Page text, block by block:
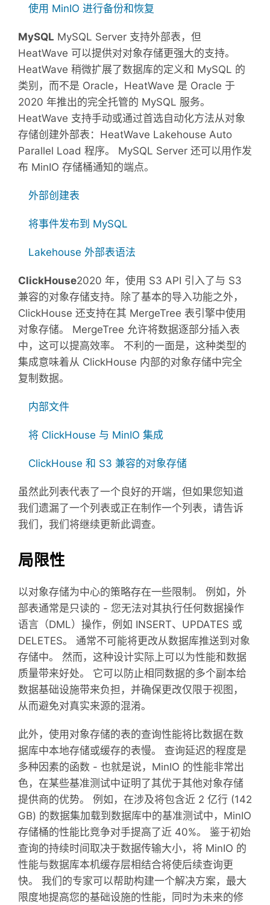
使用 MinIO 进行备份和恢复
MySQL MySQL Server 支持外部表，但
HeatWave 可以提供对对象存储更强大的支持。
HeatWave 稍微扩展了数据库的定义和 MySQL 的
类别，而不是 Oracle，HeatWave 是 Oracle 于
2020 年推出的完全托管的 MySQL 服务。
HeatWave 支持手动或通过首选自动化方法从对象
存储创建外部表：HeatWave Lakehouse Auto
Parallel Load 程序。 MySQL Server 还可以用作发
布 MinIO 存储桶通知的端点。
外部创建表
将事件发布到 MySQL
Lakehouse 外部表语法
ClickHouse2020 年，使用 S3 API 引入了与 S3
兼容的对象存储支持。除了基本的导入功能之外，
ClickHouse 还支持在其 MergeTree 表引擎中使用
对象存储。 MergeTree 允许将数据逐部分插入表
中，这可以提高效率。 不利的一面是，这种类型的
集成意味着从 ClickHouse 内部的对象存储中完全
复制数据。
内部文件
将 ClickHouse 与 MinIO 集成
ClickHouse 和 S3 兼容的对象存储
虽然此列表代表了一个良好的开端，但如果您知道
我们遗漏了一个列表或正在制作一个列表，请告诉
我们，我们将继续更新此调查。
局限性
以对象存储为中心的策略存在一些限制。 例如，外
部表通常是只读的 - 您无法对其执行任何数据操作
语言（DML）操作，例如 INSERT、UPDATES 或
DELETES。 通常不可能将更改从数据库推送到对象
存储中。 然而，这种设计实际上可以为性能和数据
质量带来好处。 它可以防止相同数据的多个副本给
数据基础设施带来负担，并确保更改仅限于视图，
从而避免对真实来源的混淆。
此外，使用对象存储的表的查询性能将比数据在数
据库中本地存储或缓存的表慢。 查询延迟的程度是
多种因素的函数 - 也就是说，MinIO 的性能非常出
色，在某些基准测试中证明了其优于其他对象存储
提供商的优势。 例如，在涉及将包含近 2 亿行 (142
GB) 的数据集加载到数据库中的基准测试中，MinIO
存储桶的性能比竞争对手提高了近 40%。 鉴于初始
查询的持续时间取决于数据传输大小，将 MinIO 的
性能与数据库本机缓存层相结合将使后续查询更
快。 我们的专家可以帮助构建一个解决方案，最大
限度地提高您的基础设施的性能，同时为未来的修